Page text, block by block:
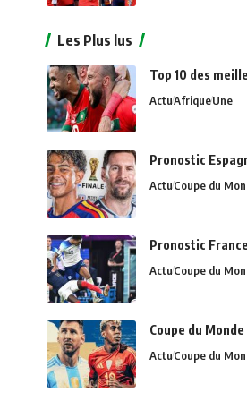
Les Plus lus
Top 10 des
ActuAfriqueUne
Pronostic
ActuCoupe du
Pronostic
ActuCoupe du
Coupe du
ActuCoupe du